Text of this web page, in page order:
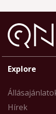
Explore
Hírek